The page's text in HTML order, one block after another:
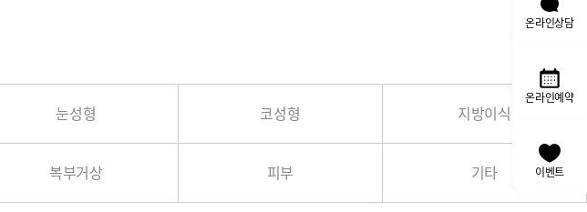
온라인상담
온라인예약
이벤트
눈성형 코성형 지방이식
복부거상 피부 기타